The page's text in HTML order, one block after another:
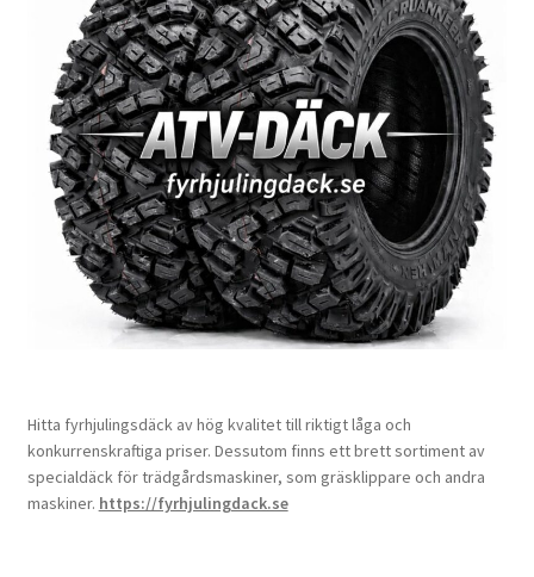
Hitta fyrhjulingsdäck av hög kvalitet till riktigt låga och
konkurrenskraftiga priser. Dessutom finns ett brett sortiment av
specialdäck för trädgårdsmaskiner, som gräsklippare och andra
maskiner. https://fyrhjulingdack.se